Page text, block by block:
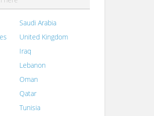
Saudi Arabia
United Kingdom
Iraq
Lebanon
Oman
Qatar
Tunisia